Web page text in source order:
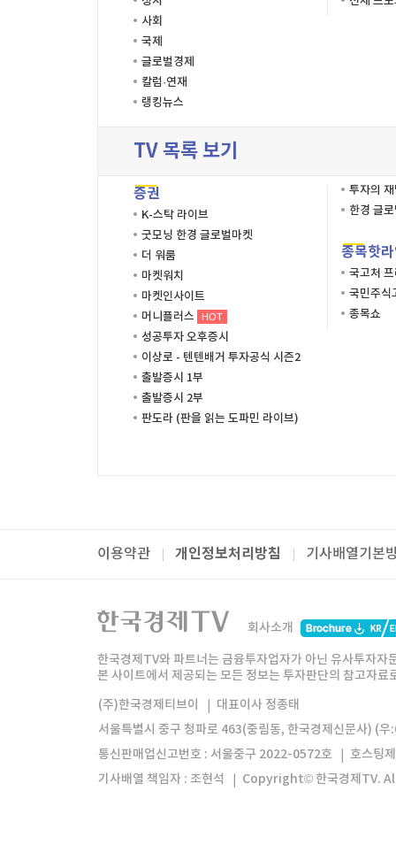
사회
국제
글로벌경제
칼럼·연재
랭킹뉴스
TV 목록 보기
증권
K-스탁 라이브
굿모닝 한경 글로벌마켓
더 워룸
마켓워치
마켓인사이트
머니플러스
HOT
성공투자 오후증시
이상로 - 텐텐배거 투자공식 시즌2
출발증시 1부
출발증시 2부
판도라 (판을 읽는 도파민 라이브)
투자의
한경 글
종목핫
국고처
국민주식
종목쇼
이용약관 개인정보처리방침 기사배열기본
패밀리사이트
한국경제TV
한경미디어그룹 한국경제신문 한국경제
모바일앱 한국경제TV앱
회사소개
한국경제TV와 파트너는 금융투자업자가 아닌 유사투자
본 사이트에서 제공되는 모든 정보는 투자판단의 참고자
(주)한국경제티브이
대표이사 정종태
서울특별시 중구 청파로 463(중림동, 한국경제신문사) (
통신판매업신고번호 : 서울중구 2022-0572호
호스팅
기사배열 책임자 : 조현석
Copyright© 한국경제TV.